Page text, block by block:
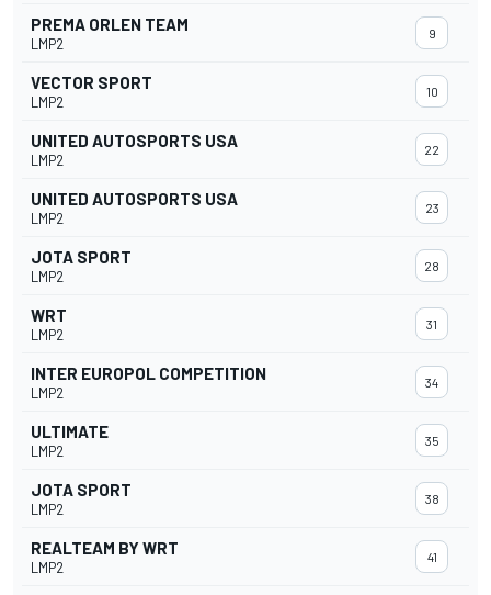
PREMA ORLEN TEAM
LMP2
9
VECTOR SPORT
LMP2
10
UNITED AUTOSPORTS USA
LMP2
22
UNITED AUTOSPORTS USA
LMP2
23
JOTA SPORT
LMP2
28
WRT
LMP2
31
INTER EUROPOL COMPETITION
LMP2
34
ULTIMATE
LMP2
35
JOTA SPORT
LMP2
38
REALTEAM BY WRT
LMP2
41